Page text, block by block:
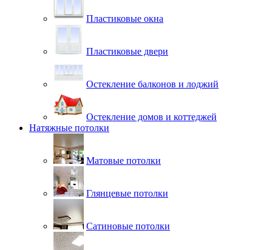
Пластиковые окна
Пластиковые двери
Остекление балконов и лоджий
Остекление домов и коттеджей
Натяжные потолки
Матовые потолки
Глянцевые потолки
Сатиновые потолки